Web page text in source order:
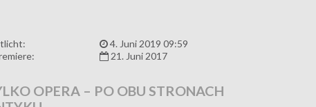
4. Juni 2019 09:59
21. Juni 2017
OPERA – PO OBU STRONACH